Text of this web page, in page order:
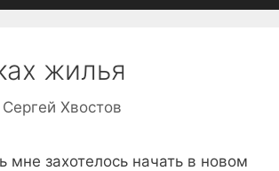
жилья
Сергей Хвостов
мне захотелось начать в новом